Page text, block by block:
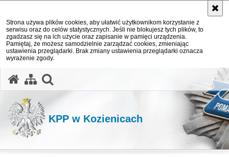
Strona używa plików cookies, aby ułatwić użytkownikom korzystanie z
serwisu oraz do celów statystycznych. Jeśli nie blokujesz tych plików, to
zgadzasz się na ich użycie oraz zapisanie w pamięci urządzenia.
Pamiętaj, że możesz samodzielnie zarządzać cookies, zmieniając
ustawienia przeglądarki. Brak zmiany ustawienia przeglądarki oznacza
wyrażenie zgody.
KPP w Kozienicach